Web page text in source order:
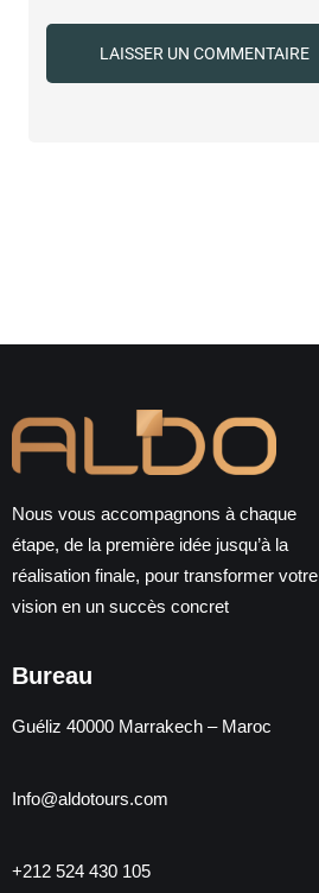
Nous vous accompagnons à chaque
étape, de la première idée jusqu’à la
réalisation finale, pour transformer votre
vision en un succès concret
Bureau
Guéliz 40000 Marrakech – Maroc
Info@aldotours.com
+212 524 430 105